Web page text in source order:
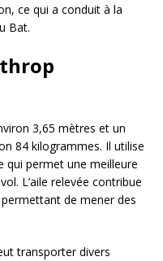
ce qui a conduit à la
Bat.
3,65 mètres et un
84 kilogrammes. Il utilise
qui permet une meilleure
L’aile relevée contribue
de mener des
transporter divers